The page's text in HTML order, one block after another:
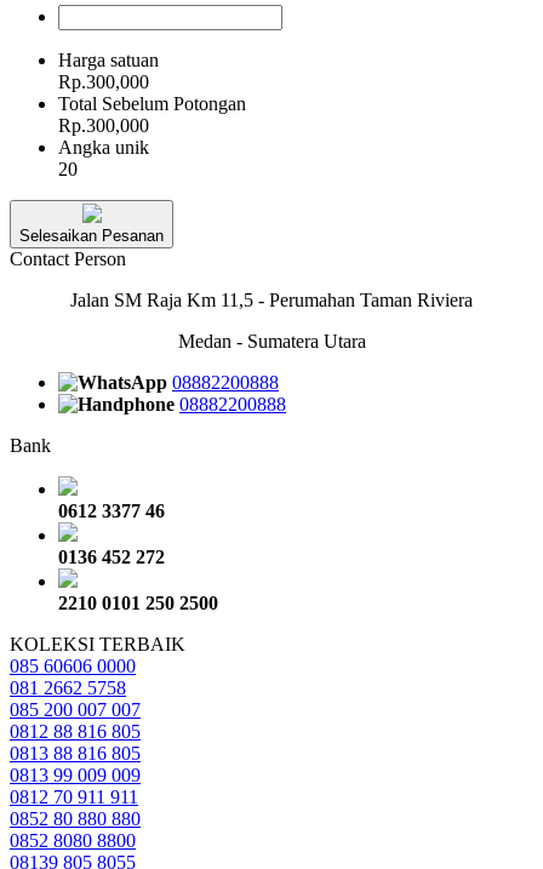
Harga satuan
Rp.300,000
Total Sebelum Potongan
Rp.300,000
Angka unik
20
Selesaikan Pesanan
Contact Person
Jalan SM Raja Km 11,5 - Perumahan Taman Riviera
Medan - Sumatera Utara
08882200888
08882200888
Bank
0612 3377 46
0136 452 272
2210 0101 250 2500
KOLEKSI TERBAIK
085 60606 0000
081 2662 5758
085 200 007 007
0812 88 816 805
0813 88 816 805
0813 99 009 009
0812 70 911 911
0852 80 880 880
0852 8080 8800
08139 805 8055